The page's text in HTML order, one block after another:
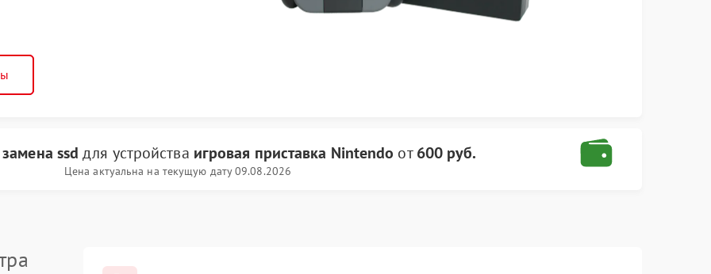
замена ssd для устройства игровая приставка Nintendo от600 руб.
Цена актуальна на текущую дату 09.08.2026